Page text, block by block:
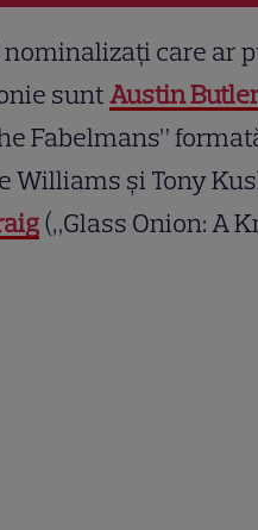
care ar
suntAustin
Fabelmans”
Williams şi Tony
(„Glass Onion: A